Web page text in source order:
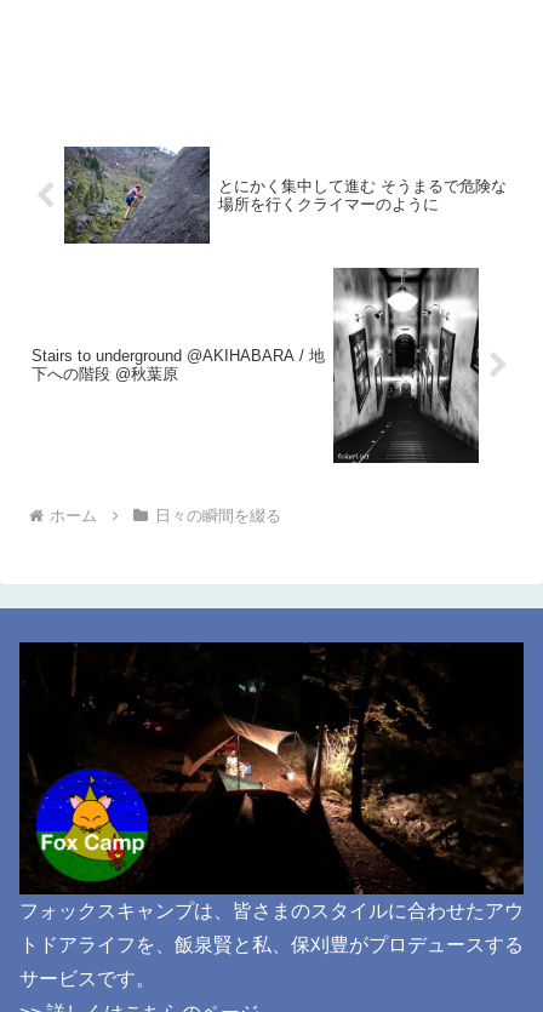
とにかく集中して進む そうまるで危険な
場所を行くクライマーのように
Stairs to underground @AKIHABARA / 地
下への階段 @秋葉原
ホーム 日々の瞬間を綴る
フォックスキャンプは、皆さまのスタイルに合わせたアウ
トドアライフを、飯泉賢と私、保刈豊がプロデュースする
サービスです。